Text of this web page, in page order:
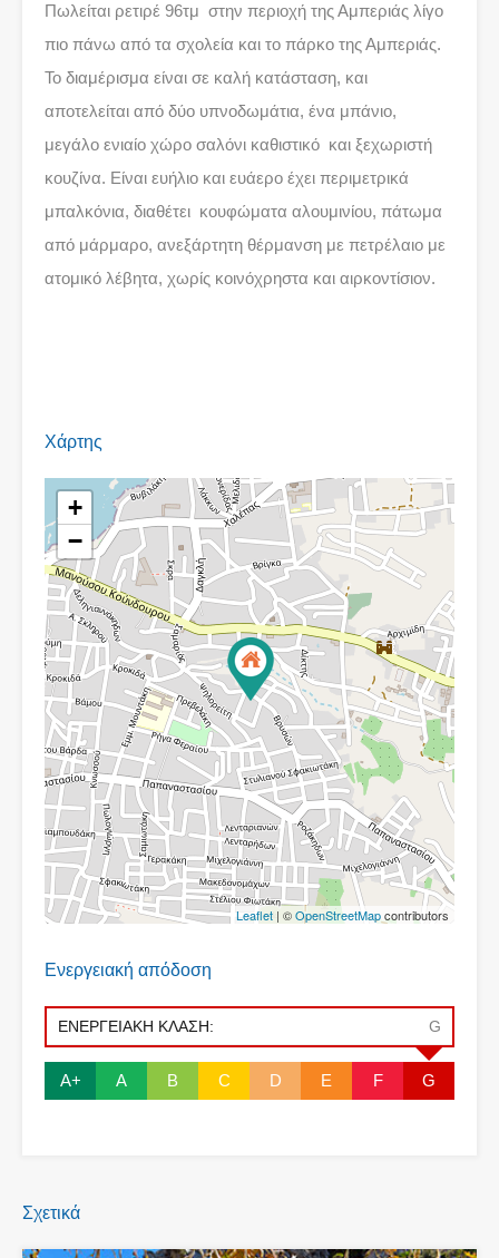
Πωλείται ρετιρέ 96τμ στην περιοχή της Αμπεριάς λίγο
πιο πάνω από τα σχολεία και το πάρκο της Αμπεριάς.
Το διαμέρισμα είναι σε καλή κατάσταση, και
αποτελείται από δύο υπνοδωμάτια, ένα μπάνιο,
μεγάλο ενιαίο χώρο σαλόνι καθιστικό και ξεχωριστή
κουζίνα. Είναι ευήλιο και ευάερο έχει περιμετρικά
μπαλκόνια, διαθέτει κουφώματα αλουμινίου, πάτωμα
από μάρμαρο, ανεξάρτητη θέρμανση με πετρέλαιο με
ατομικό λέβητα, χωρίς κοινόχρηστα και αιρκοντίσιον.
Χάρτης
+
−
Leaflet | ©OpenStreetMapcontributors
Ενεργειακή απόδοση
ΕΝΕΡΓΕΙΑΚΗ ΚΛΑΣΗ: G
A+ A B C D E F G
Σχετικά